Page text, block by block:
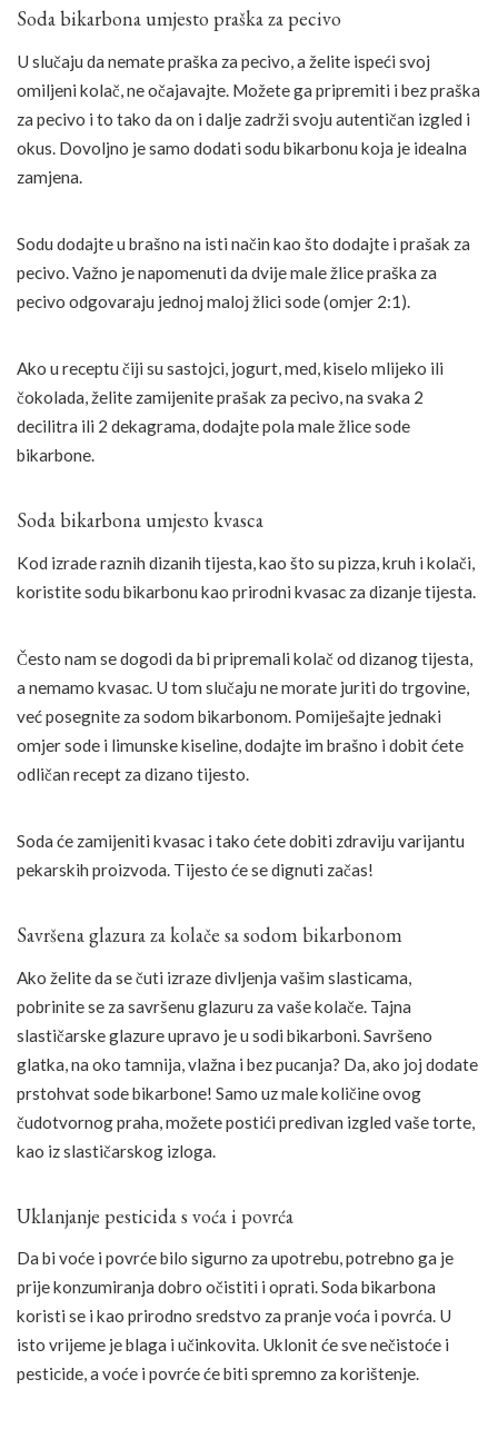
Soda bikarbona umjesto praška za pecivo
U slučaju da nemate praška za pecivo, a želite ispeći svoj
omiljeni kolač, ne očajavajte. Možete ga pripremiti i bez praška
za pecivo i to tako da on i dalje zadrži svoju autentičan izgled i
okus. Dovoljno je samo dodati sodu bikarbonu koja je idealna
zamjena.
Sodu dodajte u brašno na isti način kao što dodajte i prašak za
pecivo. Važno je napomenuti da dvije male žlice praška za
pecivo odgovaraju jednoj maloj žlici sode (omjer 2:1).
Ako u receptu čiji su sastojci, jogurt, med, kiselo mlijeko ili
čokolada, želite zamijenite prašak za pecivo, na svaka 2
decilitra ili 2 dekagrama, dodajte pola male žlice sode
bikarbone.
Soda bikarbona umjesto kvasca
Kod izrade raznih dizanih tijesta, kao što su pizza, kruh i kolači,
koristite sodu bikarbonu kao prirodni kvasac za dizanje tijesta.
Često nam se dogodi da bi pripremali kolač od dizanog tijesta,
a nemamo kvasac. U tom slučaju ne morate juriti do trgovine,
već posegnite za sodom bikarbonom. Pomiješajte jednaki
omjer sode i limunske kiseline, dodajte im brašno i dobit ćete
odličan recept za dizano tijesto.
Soda će zamijeniti kvasac i tako ćete dobiti zdraviju varijantu
pekarskih proizvoda. Tijesto će se dignuti začas!
Savršena glazura za kolače sa sodom bikarbonom
Ako želite da se čuti izraze divljenja vašim slasticama,
pobrinite se za savršenu glazuru za vaše kolače. Tajna
slastičarske glazure upravo je u sodi bikarboni. Savršeno
glatka, na oko tamnija, vlažna i bez pucanja? Da, ako joj dodate
prstohvat sode bikarbone! Samo uz male količine ovog
čudotvornog praha, možete postići predivan izgled vaše torte,
kao iz slastičarskog izloga.
Uklanjanje pesticida s voća i povrća
Da bi voće i povrće bilo sigurno za upotrebu, potrebno ga je
prije konzumiranja dobro očistiti i oprati. Soda bikarbona
koristi se i kao prirodno sredstvo za pranje voća i povrća. U
isto vrijeme je blaga i učinkovita. Uklonit će sve nečistoće i
pesticide, a voće i povrće će biti spremno za korištenje.